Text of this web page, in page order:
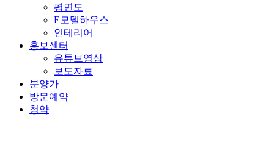
평면도
E모델하우스
인테리어
홍보센터
유튜브영상
보도자료
분양가
방문예약
청약